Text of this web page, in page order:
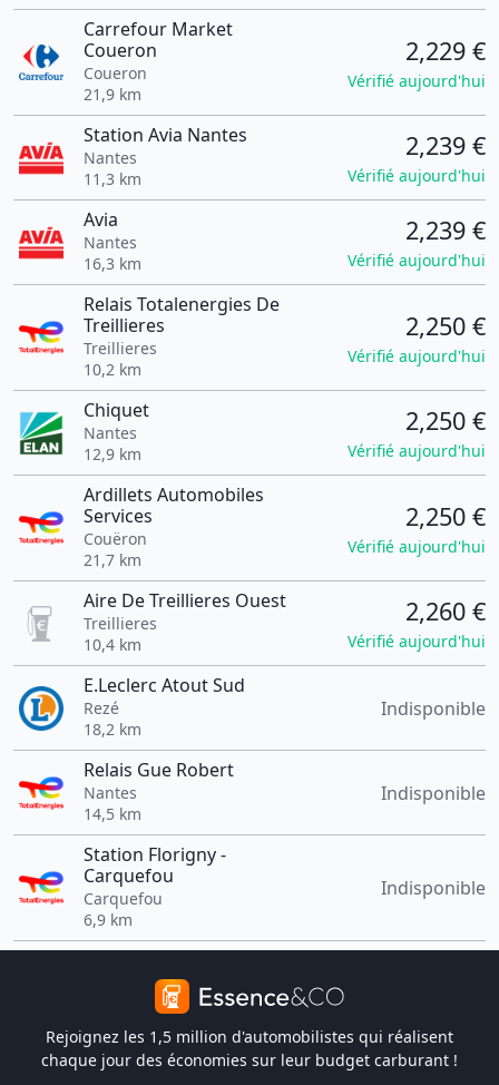
Carrefour Market
Coueron
Coueron
21,9 km
2,229 €
Vérifié aujourd'hui
Station Avia Nantes
Nantes
11,3 km
2,239 €
Vérifié aujourd'hui
Avia
Nantes
16,3 km
2,239 €
Vérifié aujourd'hui
Relais Totalenergies De
Treillieres
Treillieres
10,2 km
2,250 €
Vérifié aujourd'hui
Chiquet
Nantes
12,9 km
2,250 €
Vérifié aujourd'hui
Ardillets Automobiles
Services
Couëron
21,7 km
2,250 €
Vérifié aujourd'hui
Aire De Treillieres Ouest
Treillieres
10,4 km
2,260 €
Vérifié aujourd'hui
E.Leclerc Atout Sud
Rezé
18,2 km
Indisponible
Relais Gue Robert
Nantes
14,5 km
Indisponible
Station Florigny -
Carquefou
Carquefou
6,9 km
Indisponible
Rejoignez les 1,5 million d'automobilistes qui réalisent
chaque jour des économies sur leur budget carburant !